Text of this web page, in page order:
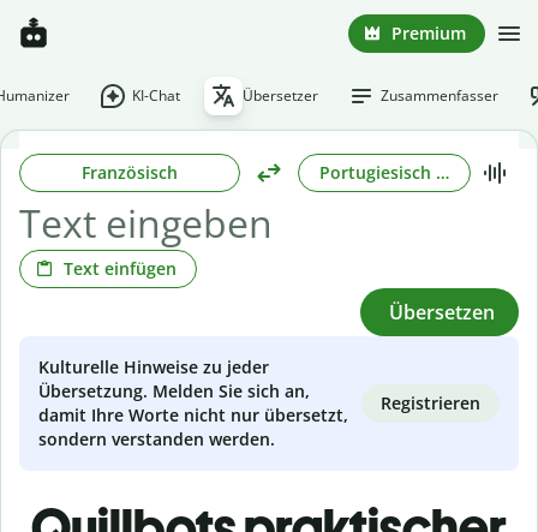
Premium
KI-Chat Übersetzer Zusammenfasser
Französisch Portugiesisch
Text einfügen
Übersetzen
Kulturelle Hinweise zu jeder
Übersetzung. Melden Sie sich an,
damit Ihre Worte nicht nur übersetzt,
sondern verstanden werden.
Registrieren